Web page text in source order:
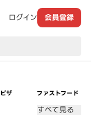
ログイン 会員登録
ピザ ファストフード
すべて見る